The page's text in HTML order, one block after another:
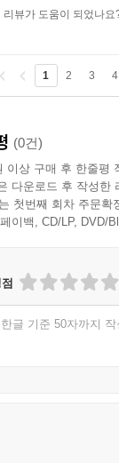
리뷰가 도움이 되었나요
1 2 3 4
(0건)
이상 구매 후 한줄평
다운로드 후 작성한
첫번째 회차 주문
이백, CD/LP, DVD/
한글 기준 50자까지 작